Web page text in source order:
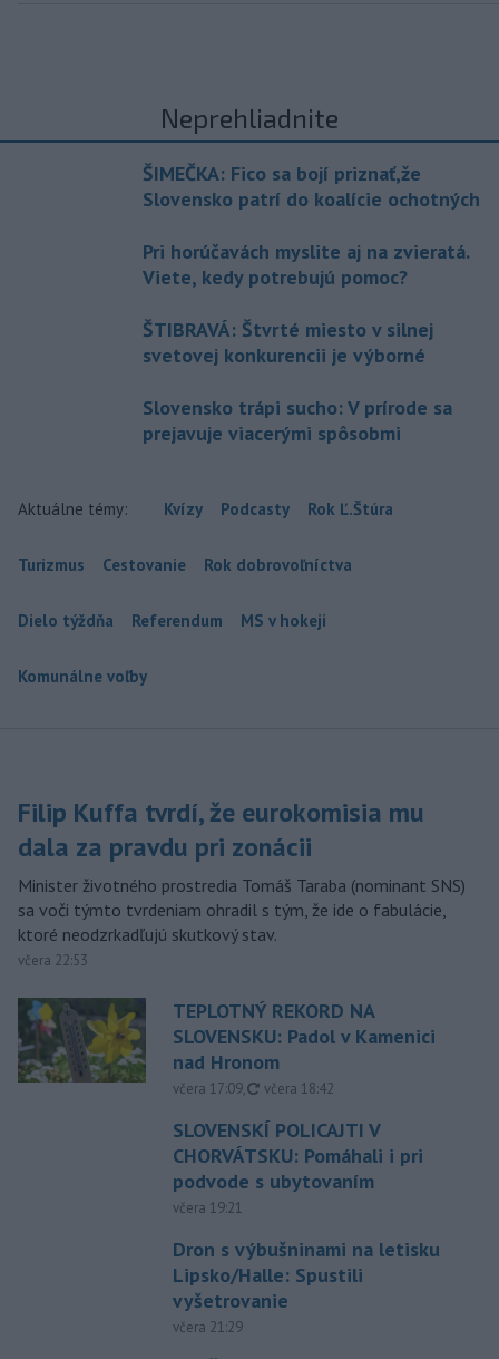
Neprehliadnite
ŠIMEČKA: Fico sa bojí priznať,že
Slovensko patrí do koalície ochotných
Pri horúčavách myslite aj na zvieratá.
Viete, kedy potrebujú pomoc?
ŠTIBRAVÁ: Štvrté miesto v silnej
svetovej konkurencii je výborné
Slovensko trápi sucho: V prírode sa
prejavuje viacerými spôsobmi
Aktuálne témy: Kvízy Podcasty Rok Ľ.Štúra
Turizmus Cestovanie Rok dobrovoľníctva
Dielo týždňa Referendum MS v hokeji
Komunálne voľby
Filip Kuffa tvrdí, že eurokomisia mu
dala za pravdu pri zonácii
Minister životného prostredia Tomáš Taraba (nominant SNS)
sa voči týmto tvrdeniam ohradil s tým, že ide o fabulácie,
ktoré neodzrkadľujú skutkový stav.
včera 22:53
TEPLOTNÝ REKORD NA
SLOVENSKU: Padol v Kamenici
nad Hronom
včera 17:09, aktualizované
včera 18:42
SLOVENSKÍ POLICAJTI V
CHORVÁTSKU: Pomáhali i pri
podvode s ubytovaním
včera 19:21
Dron s výbušninami na letisku
Lipsko/Halle: Spustili
vyšetrovanie
včera 21:29